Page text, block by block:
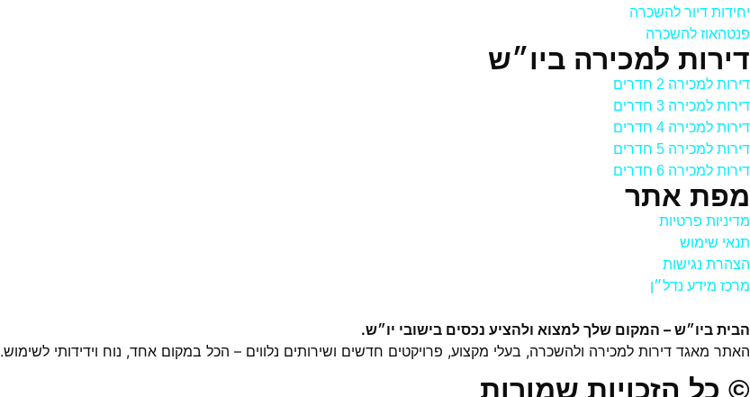
יחידות דיור להשכרה
פנטהאוז להשכרה
דירות למכירה ביו״ש
דירות למכירה 2 חדרים
דירות למכירה 3 חדרים
דירות למכירה 4 חדרים
דירות למכירה 5 חדרים
דירות למכירה 6 חדרים
מפת אתר
מדיניות פרטיות
תנאי שימוש
הצהרת נגישות
מרכז מידע נדל״ן
הבית ביו״ש – המקום שלך למצוא ולהציע נכסים בישובי יו״ש.
האתר מאגד דירות למכירה ולהשכרה, בעלי מקצוע, פרויקטים חדשים ושירותים נלווים – הכל במקום אחד, נוח וידידותי לשימוש.
© כל הזכויות שמורות